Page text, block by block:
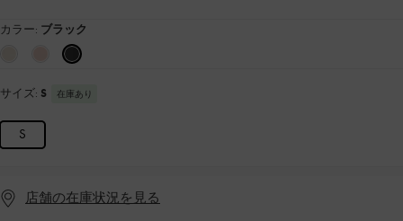
カラー: ブラック
サイズ: S 在庫あり
S
店舗の在庫状況を見る